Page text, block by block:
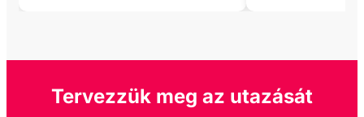
Tervezzük meg az utazását